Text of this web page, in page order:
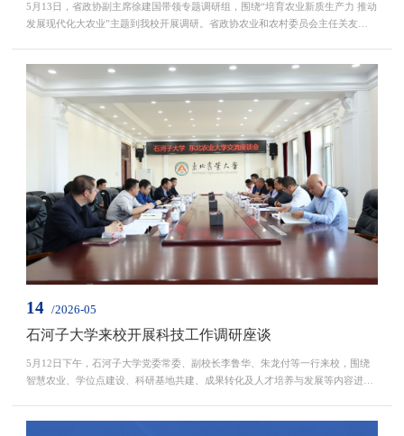
5月13日，省政协副主席徐建国带领专题调研组，围绕“培育农业新质生产力 推动
发展现代化大农业”主题到我校开展调研。省政协农业和农村委员会主任关友以
间轨道式植物表型信息采集系统示范园，教育部寒地黑土生境健康国际合作联合
实验室、学校与佳木斯国家农高区共建“黑土地保...
14 /2026-05
石河子大学来校开展科技工作调研座谈
5月12日下午，石河子大学党委常委、副校长李鲁华、朱龙付等一行来校，围绕
智慧农业、学位点建设、科研基地共建、成果转化及人才培养与发展等内容进行